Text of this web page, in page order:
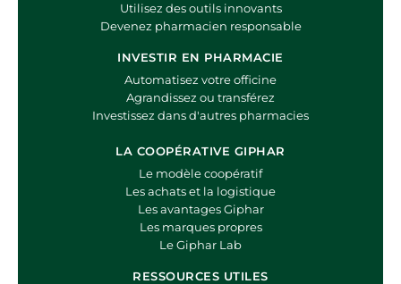
Utilisez des outils innovants
Devenez pharmacien responsable
INVESTIR EN PHARMACIE
Automatisez votre officine
Agrandissez ou transférez
Investissez dans d'autres pharmacies
LA COOPÉRATIVE GIPHAR
Le modèle coopératif
Les achats et la logistique
Les avantages Giphar
Les marques propres
Le Giphar Lab
RESSOURCES UTILES